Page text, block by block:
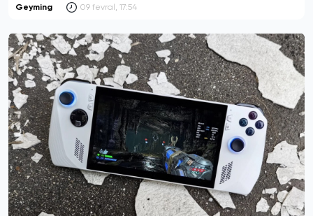
Geyming 09 fevral, 17:54